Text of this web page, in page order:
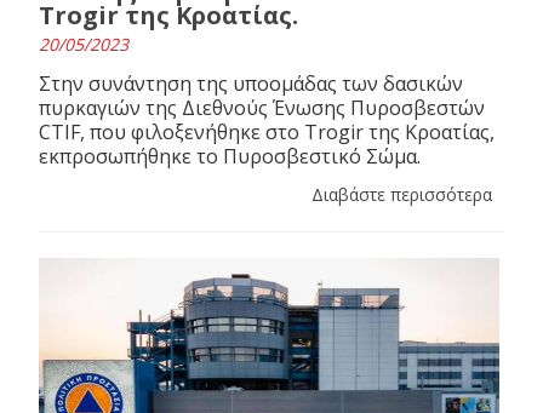
Trogir της Κροατίας.
20/05/2023
Στην συνάντηση της υποομάδας των δασικών
πυρκαγιών της Διεθνούς Ένωσης Πυροσβεστών
CTIF, που φιλοξενήθηκε στο Trogir της Κροατίας,
εκπροσωπήθηκε το Πυροσβεστικό Σώμα.
Διαβάστε περισσότερα